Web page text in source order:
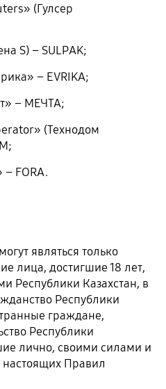
(Гулсер
S) – SULPAK;
– EVRIKA;
– МЕЧТА;
(Технодом
FORA.
являться только
лица, достигшие 18 лет,
Республики Казахстан, в
Республики
граждане,
Республики
лично, своими силами и
настоящих Правил